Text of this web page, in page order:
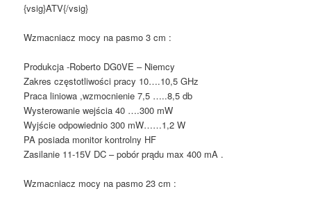
{vsig}ATV{/vsig}
Wzmacniacz mocy na pasmo 3 cm :
Produkcja -Roberto DG0VE – Niemcy
Zakres częstotliwości pracy 10….10,5 GHz
Praca liniowa ,wzmocnienie 7,5 …..8,5 db
Wysterowanie wejścia 40 ….300 mW
Wyjście odpowiednio 300 mW……1,2 W
PA posiada monitor kontrolny HF
Zasilanie 11-15V DC – pobór prądu max 400 mA .
Wzmacniacz mocy na pasmo 23 cm :